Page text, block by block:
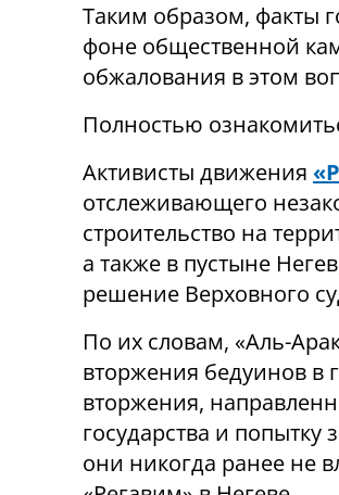
Таким образом, факты
фоне общественной
обжалования в этом
Полностью
Активисты движения
отслеживающего
строительство на
а также в пустыне
решение Верховного
По их словам, «Аль-
вторжения бедуинов в
вторжения,
государства и попытку
они никогда ранее не